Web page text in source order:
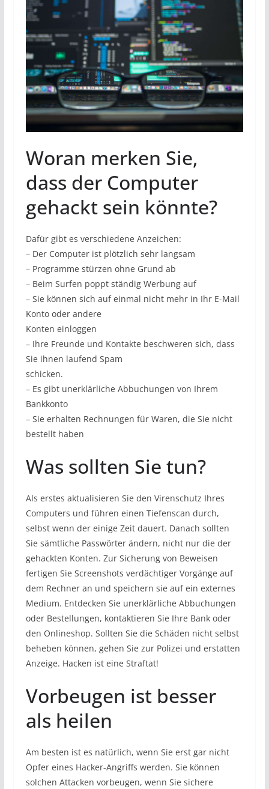
Woran merken Sie,
dass der Computer
gehackt sein könnte?
Dafür gibt es verschiedene Anzeichen:
– Der Computer ist plötzlich sehr langsam
– Programme stürzen ohne Grund ab
– Beim Surfen poppt ständig Werbung auf
– Sie können sich auf einmal nicht mehr in Ihr E-Mail
Konto oder andere
Konten einloggen
– Ihre Freunde und Kontakte beschweren sich, dass
Sie ihnen laufend Spam
schicken.
– Es gibt unerklärliche Abbuchungen von Ihrem
Bankkonto
– Sie erhalten Rechnungen für Waren, die Sie nicht
bestellt haben
Was sollten Sie tun?
Als erstes aktualisieren Sie den Virenschutz Ihres
Computers und führen einen Tiefenscan durch,
selbst wenn der einige Zeit dauert. Danach sollten
Sie sämtliche Passwörter ändern, nicht nur die der
gehackten Konten. Zur Sicherung von Beweisen
fertigen Sie Screenshots verdächtiger Vorgänge auf
dem Rechner an und speichern sie auf ein externes
Medium. Entdecken Sie unerklärliche Abbuchungen
oder Bestellungen, kontaktieren Sie Ihre Bank oder
den Onlineshop. Sollten Sie die Schäden nicht selbst
beheben können, gehen Sie zur Polizei und erstatten
Anzeige. Hacken ist eine Straftat!
Vorbeugen ist besser
als heilen
Am besten ist es natürlich, wenn Sie erst gar nicht
Opfer eines Hacker-Angriffs werden. Sie können
solchen Attacken vorbeugen, wenn Sie sichere